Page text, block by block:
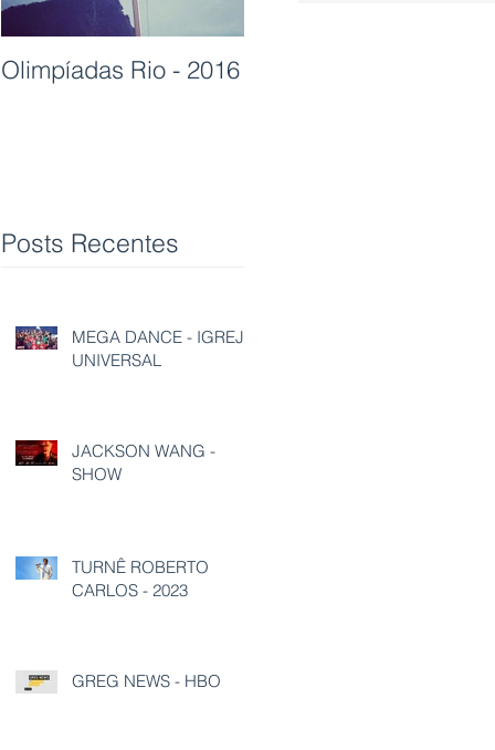
Olimpíadas Rio - 2016
Posts Recentes
MEGA DANCE - IGREJA
UNIVERSAL
JACKSON WANG -
SHOW
TURNÊ ROBERTO
CARLOS - 2023
GREG NEWS - HBO